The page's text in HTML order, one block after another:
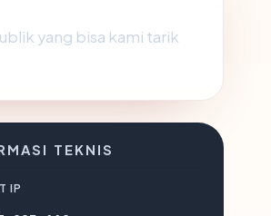
yang bisa kami tarik
TEKNIS
IP